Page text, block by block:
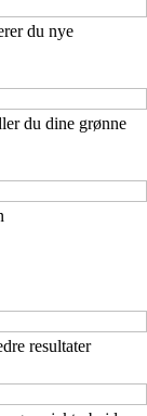
du nye
du dine grønne
resultater